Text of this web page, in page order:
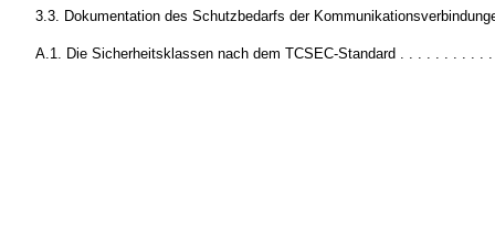
3.3. Dokumentation des Schutzbedarfs der
A.1. Die Sicherheitsklassen nach dem TCSEC-Standard . . . . . . . . . . .